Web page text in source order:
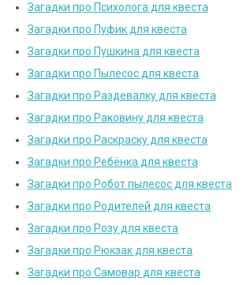
Загадки про Психолога для квеста
Загадки про Пуфик для квеста
Загадки про Пушкина для квеста
Загадки про Пылесос для квеста
Загадки про Раздевалку для квеста
Загадки про Раковину для квеста
Загадки про Раскраску для квеста
Загадки про Ребёнка для квеста
Загадки про Робот пылесос для квеста
Загадки про Родителей для квеста
Загадки про Розу для квеста
Загадки про Рюкзак для квеста
Загадки про Самовар для квеста